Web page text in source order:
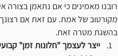
רובנו מאמינים כי אם נתאמן בצורה
מקורטוב של אמת. עם זאת אם רצונך
בהשגת מטרה זאת.
ייצר לעצמך "חלונות זמן"